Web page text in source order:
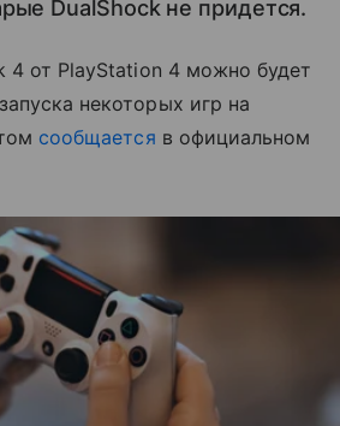
DualShock не придется.
4 от PlayStation 4 можно будет
некоторых игр на
сообщается в официальном